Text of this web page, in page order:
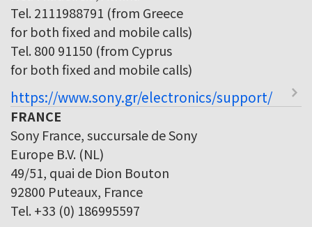
Tel. 2111988791 (from Greece
for both fixed and mobile calls)
Tel. 800 91150 (from Cyprus
for both fixed and mobile calls)
https://www.sony.gr/electronics/support/
FRANCE
Sony France, succursale de Sony
Europe B.V. (NL)
49/51, quai de Dion Bouton
92800 Puteaux, France
Tel. +33 (0) 186995597